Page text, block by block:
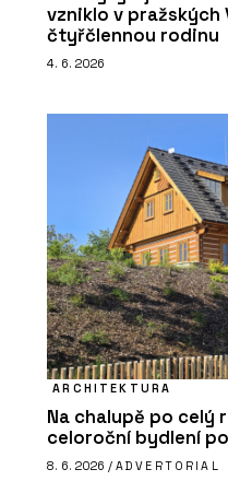
vzniklo v
čtyřčlennou rodinu
4. 6. 2026
ARCHITEKTURA
Na chalupě po celý
celoroční bydlení
8. 6. 2026 / ADVERTORIAL